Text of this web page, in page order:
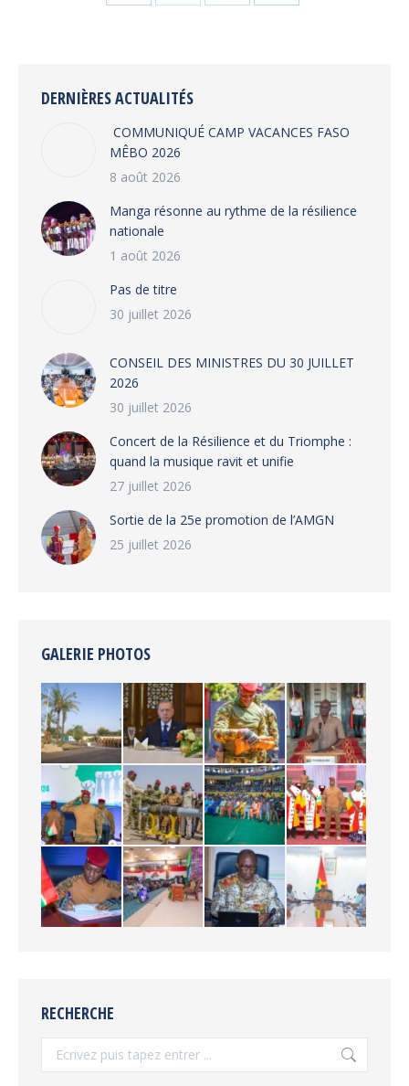
Share Share Share Share
DERNIÈRES ACTUALITÉS
COMMUNIQUÉ CAMP VACANCES FASO
MÊBO 2026
8 août 2026
Manga résonne au rythme de la résilience
nationale
1 août 2026
Pas de titre
30 juillet 2026
CONSEIL DES MINISTRES DU 30 JUILLET
2026
30 juillet 2026
‎​Concert de la Résilience et du Triomphe :
quand la musique ravit et unifie
27 juillet 2026
‎Sortie de la 25e promotion de l’AMGN
25 juillet 2026
GALERIE PHOTOS
RECHERCHE